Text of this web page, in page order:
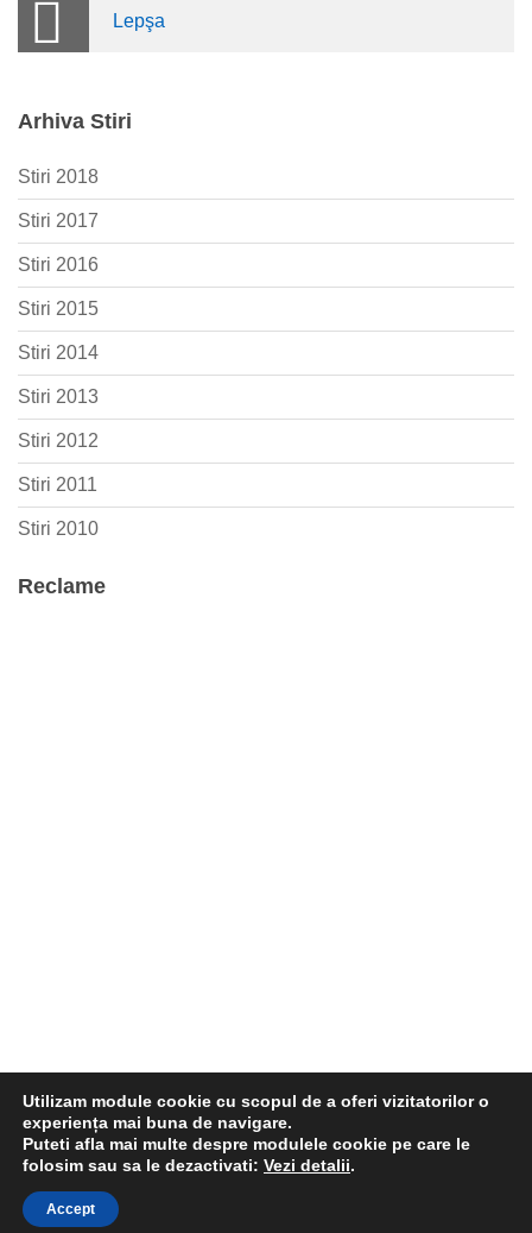
Lepşa
Arhiva Stiri
Stiri 2018
Stiri 2017
Stiri 2016
Stiri 2015
Stiri 2014
Stiri 2013
Stiri 2012
Stiri 2011
Stiri 2010
Reclame
© 2010 - 2026
Utilizam module cookie cu scopul de a oferi vizitatorilor o
experiența mai buna de navigare.
Puteti afla mai multe despre modulele cookie pe care le
folosim sau sa le dezactivati: Vezi detalii.
Accept